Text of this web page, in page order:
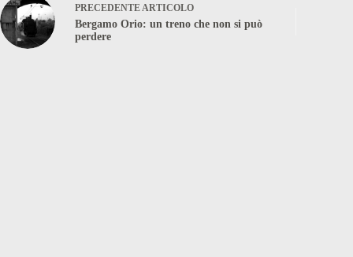
PRECEDENTE ARTICOLO
Bergamo Orio: un treno che non si può
perdere